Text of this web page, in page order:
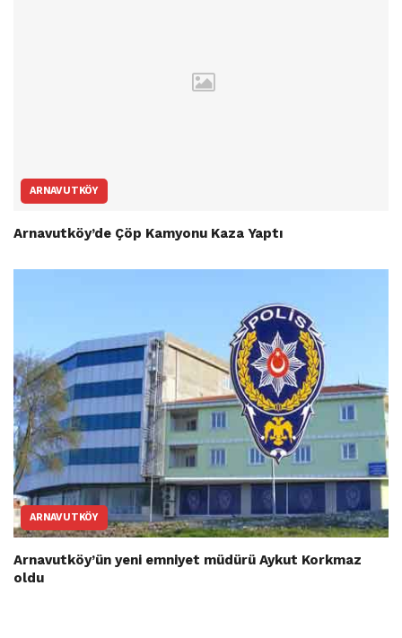
ARNAVUTKÖY
Arnavutköy’de Çöp Kamyonu Kaza Yaptı
ARNAVUTKÖY
Arnavutköy’ün yeni emniyet müdürü Aykut Korkmaz
oldu